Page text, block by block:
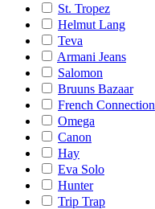
St. Tropez
Helmut Lang
Teva
Armani Jeans
Salomon
Bruuns Bazaar
French Connection
Omega
Canon
Hay
Eva Solo
Hunter
Trip Trap